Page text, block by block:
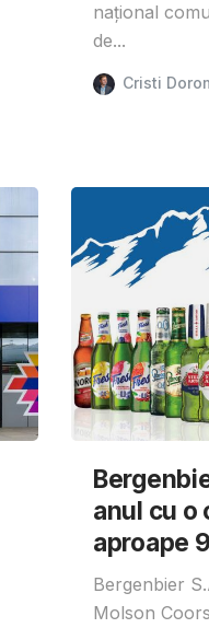
național
de...
Cristi
anul cu o
aproape
Bergenbier
Molson